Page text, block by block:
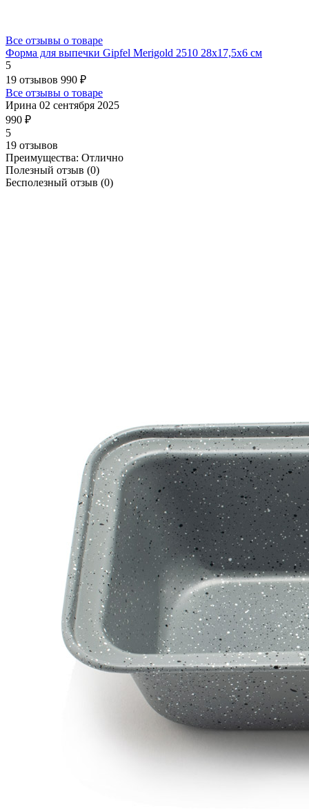
Все отзывы о товаре
Форма для выпечки Gipfel Merigold 2510 28x17,5x6 см
5
19 отзывов 990 ₽
Все отзывы о товаре
Ирина 02 сентября 2025
990 ₽
5
19 отзывов
Преимущества: Отлично
Полезный отзыв (0)
Бесполезный отзыв (0)